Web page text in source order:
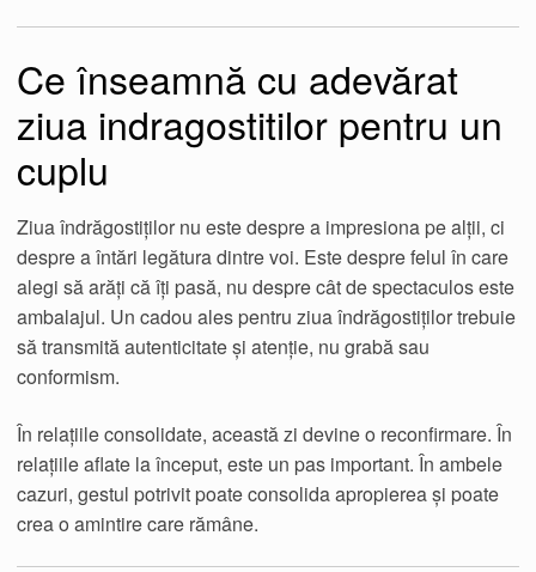
Ce înseamnă cu adevărat
ziua indragostitilor pentru un
cuplu
Ziua îndrăgostiților nu este despre a impresiona pe alții, ci
despre a întări legătura dintre voi. Este despre felul în care
alegi să arăți că îți pasă, nu despre cât de spectaculos este
ambalajul. Un cadou ales pentru ziua îndrăgostiților trebuie
să transmită autenticitate și atenție, nu grabă sau
conformism.
În relațiile consolidate, această zi devine o reconfirmare. În
relațiile aflate la început, este un pas important. În ambele
cazuri, gestul potrivit poate consolida apropierea și poate
crea o amintire care rămâne.